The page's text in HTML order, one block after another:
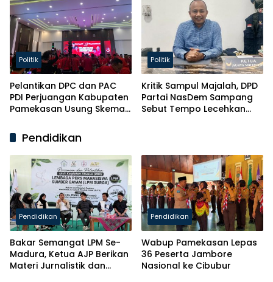
Politik
Pelantikan DPC dan PAC
PDI Perjuangan Kabupaten
Pamekasan Usung Skema
Politik
Kritik Sampul Majalah, DPD
Partai NasDem Sampang
Sebut Tempo Lecehkan
Pendidikan
Pendidikan
Bakar Semangat LPM Se-
Madura, Ketua AJP Berikan
Materi Jurnalistik dan
Pendidikan
Wabup Pamekasan Lepas
36 Peserta Jambore
Nasional ke Cibubur